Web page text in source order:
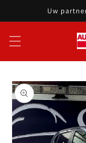
naar de
content
Uw
direct naar